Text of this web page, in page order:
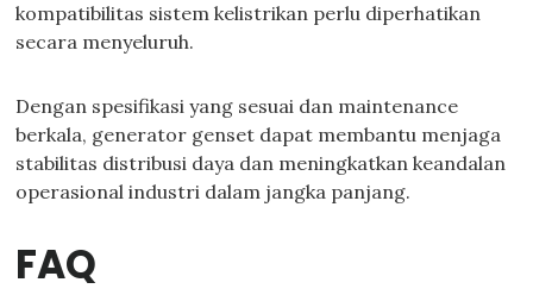
kompatibilitas sistem kelistrikan perlu diperhatikan
secara menyeluruh.
Dengan spesifikasi yang sesuai dan maintenance
berkala, generator genset dapat membantu menjaga
stabilitas distribusi daya dan meningkatkan keandalan
operasional industri dalam jangka panjang.
FAQ